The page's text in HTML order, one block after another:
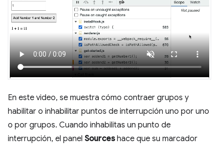
En este video, se muestra cómo contraer grupos y
habilitar o inhabilitar puntos de interrupción uno por uno
o por grupos. Cuando inhabilitas un punto de
interrupción, el panel Sourceshace que su marcador